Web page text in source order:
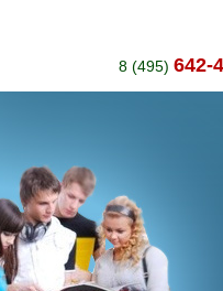
8 (495) 642-